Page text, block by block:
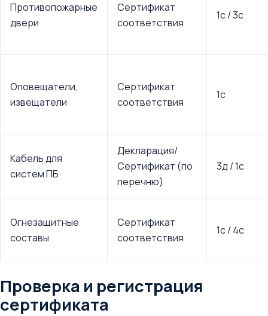
Противопожарные
двери
Сертификат
соответствия
1с / 3с
Оповещатели,
извещатели
Сертификат
соответствия
1с
Кабель для
систем ПБ
Декларация/
Сертификат (по
перечню)
3д / 1с
Огнезащитные
составы
Сертификат
соответствия
1с / 4с
Проверка и регистрация
сертификата